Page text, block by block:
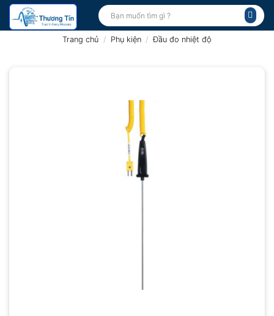
Bỏ
qua
Tìm
kiếm:
Trang chủ / Phụ kiện / Đầu đo nhiệt độ